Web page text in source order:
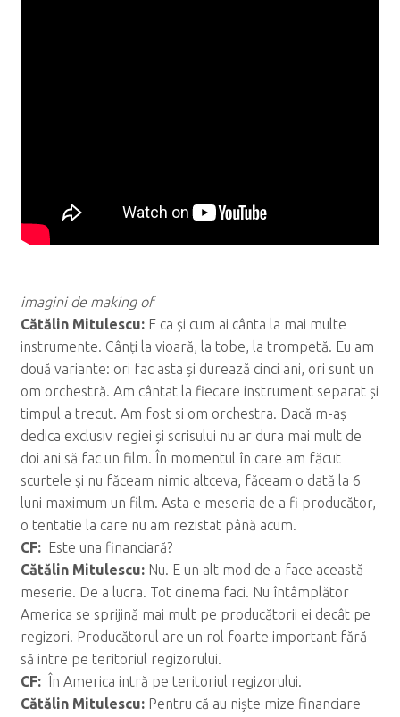
imagini de making of
Cătălin Mitulescu:E ca și cum ai cânta la mai multe
instrumente. Cânți la vioară, la tobe, la trompetă. Eu am
două variante: ori fac asta și durează cinci ani, ori sunt un
om orchestră. Am cântat la fiecare instrument separat și
timpul a trecut. Am fost si om orchestra. Dacă m-aș
dedica exclusiv regiei și scrisului nu ar dura mai mult de
doi ani să fac un film. În momentul în care am făcut
scurtele și nu făceam nimic altceva, făceam o dată la 6
luni maximum un film. Asta e meseria de a fi producător,
o tentatie la care nu am rezistat până acum.
CF: Este una financiară?
Cătălin Mitulescu: Nu. E un alt mod de a face această
meserie. De a lucra. Tot cinema faci. Nu întâmplător
America se sprijină mai mult pe producătorii ei decât pe
regizori. Producătorul are un rol foarte important fără
să intre pe teritoriul regizorului.
CF: În America intră pe teritoriul regizorului.
Cătălin Mitulescu: Pentru că au niște mize financiare